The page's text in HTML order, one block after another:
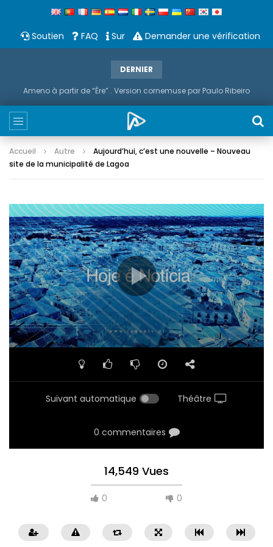
Soutien FAQ Sur Demander une vérification
DERNIER
Ameno à partir de “Ère” . Version cornemuse par Paulo Ribeiro
Accueil Autre
Aujourd’hui, c’est une nouvelle – Nouveau
site de la municipalité de Lagoa
Suivant automatique Théâtre
0 commentaires
14,549 Vues
0 0